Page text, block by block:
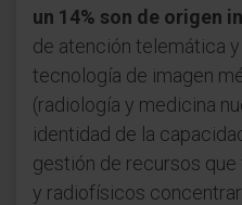
un 14% son de origen
de atención telemática
tecnología de imagen
(radiología y medicina
identidad de la
gestión de recursos
y radiofísicos